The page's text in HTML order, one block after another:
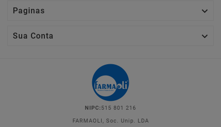
Paginas 
Sua Conta 
NIPC: 515 801 216
FARMAOLI, Soc. Unip. LDA